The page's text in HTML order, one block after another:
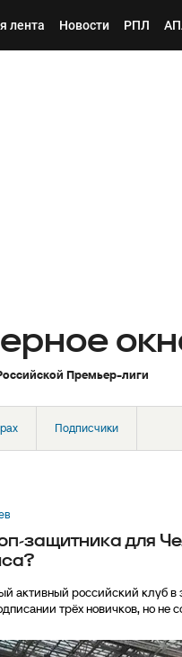
лента Новости РПЛ
Премьер-лиги
Подписчики
защитника для
российский клуб в
трёх новичков, но не